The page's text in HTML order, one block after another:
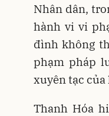
Nhân dân,
hành vi vi
đình không
phạm pháp
xuyên tạc của
Thanh Hóa